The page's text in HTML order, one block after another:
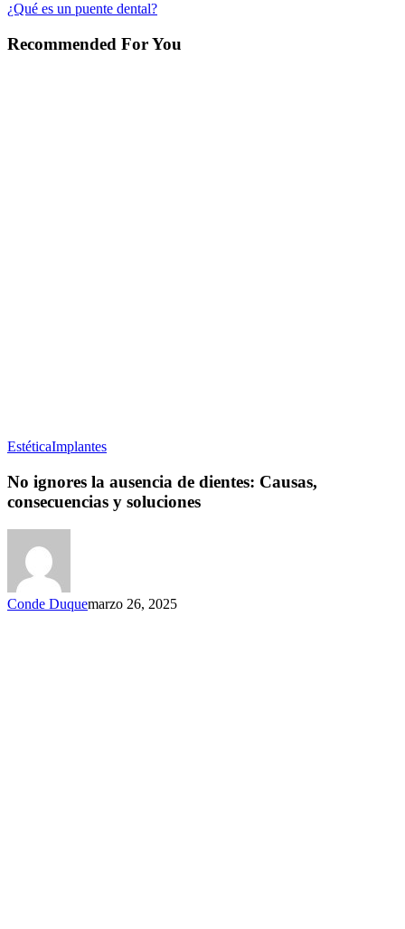
¿Qué es un puente dental?
Recommended For You
EstéticaImplantes
No ignores la ausencia de dientes: Causas,
consecuencias y soluciones
Conde Duquemarzo 26, 2025